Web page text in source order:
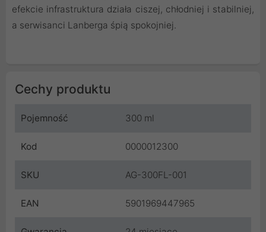
efekcie infrastruktura działa ciszej, chłodniej i stabilniej,
a serwisanci Lanberga śpią spokojniej.
Cechy produktu
Pojemność 300 ml
Kod 0000012300
SKU AG-300FL-001
EAN 5901969447965